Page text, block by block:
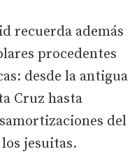
recuerda además
procedentes
desde la antigua
Cruz hasta
del
jesuitas.